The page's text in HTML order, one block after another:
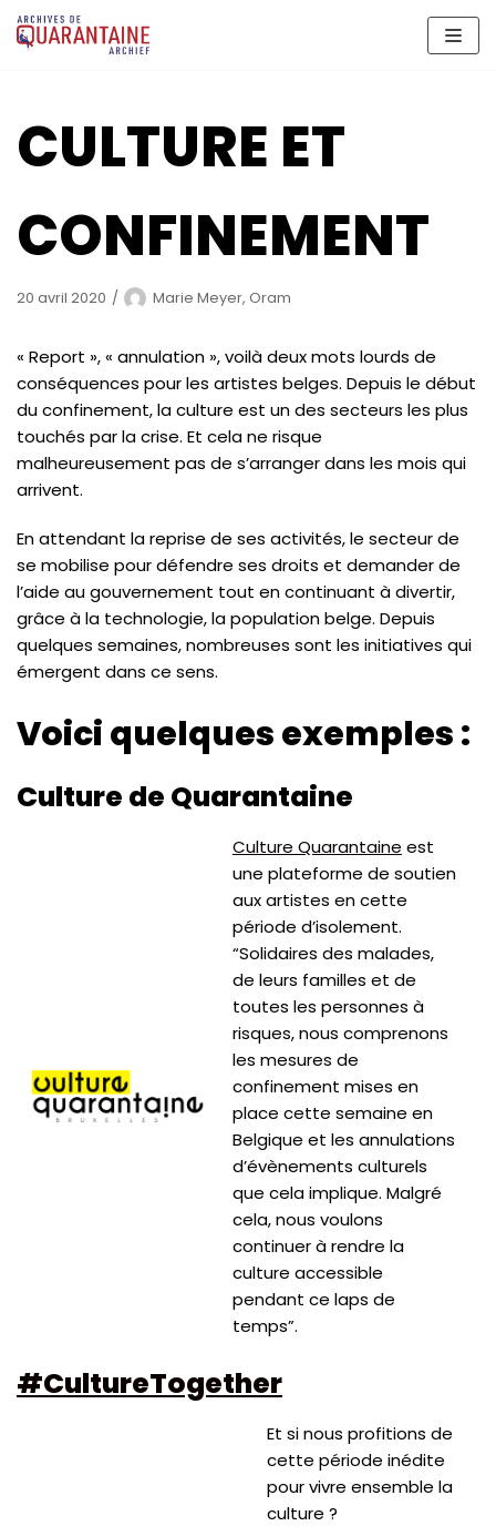
Aller
au
CULTURE ET
CONFINEMENT
20 avril 2020 Marie Meyer, Oram
« Report », « annulation », voilà deux mots lourds de
conséquences pour les artistes belges. Depuis le début
du confinement, la culture est un des secteurs les plus
touchés par la crise. Et cela ne risque
malheureusement pas de s’arranger dans les mois qui
arrivent.
En attendant la reprise de ses activités, le secteur de
se mobilise pour défendre ses droits et demander de
l’aide au gouvernement tout en continuant à divertir,
grâce à la technologie, la population belge. Depuis
quelques semaines, nombreuses sont les initiatives qui
émergent dans ce sens.
Voici quelques exemples :
Culture de Quarantaine
Culture Quarantaine est
une plateforme de soutien
aux artistes en cette
période d’isolement.
“Solidaires des malades,
de leurs familles et de
toutes les personnes à
risques, nous comprenons
les mesures de
confinement mises en
place cette semaine en
Belgique et les annulations
d’évènements culturels
que cela implique. Malgré
cela, nous voulons
continuer à rendre la
culture accessible
pendant ce laps de
temps”.
#CultureTogether
Et si nous profitions de
cette période inédite
pour vivre ensemble la
culture ?